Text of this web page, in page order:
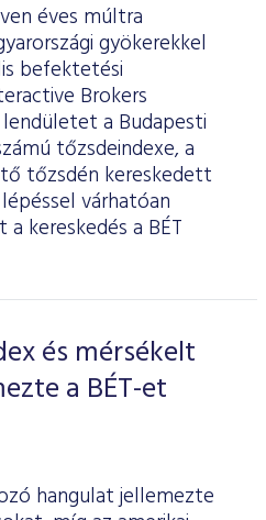
éves múltra
gyökerekkel
befektetési
Brokers
a Budapesti
tőzsdeindexe, a
tőzsdén kereskedett
várhatóan
kereskedés a BÉT
és mérsékelt
a BÉT-et
hangulat jellemezte